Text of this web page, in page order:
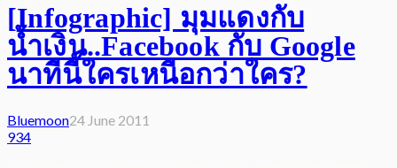
[Infographic] มุมแดงกับ
น้ำเงิน..Facebook กับ Google
นาทีนี้ใครเหนือกว่าใคร?
Bluemoon24 June 2011
934